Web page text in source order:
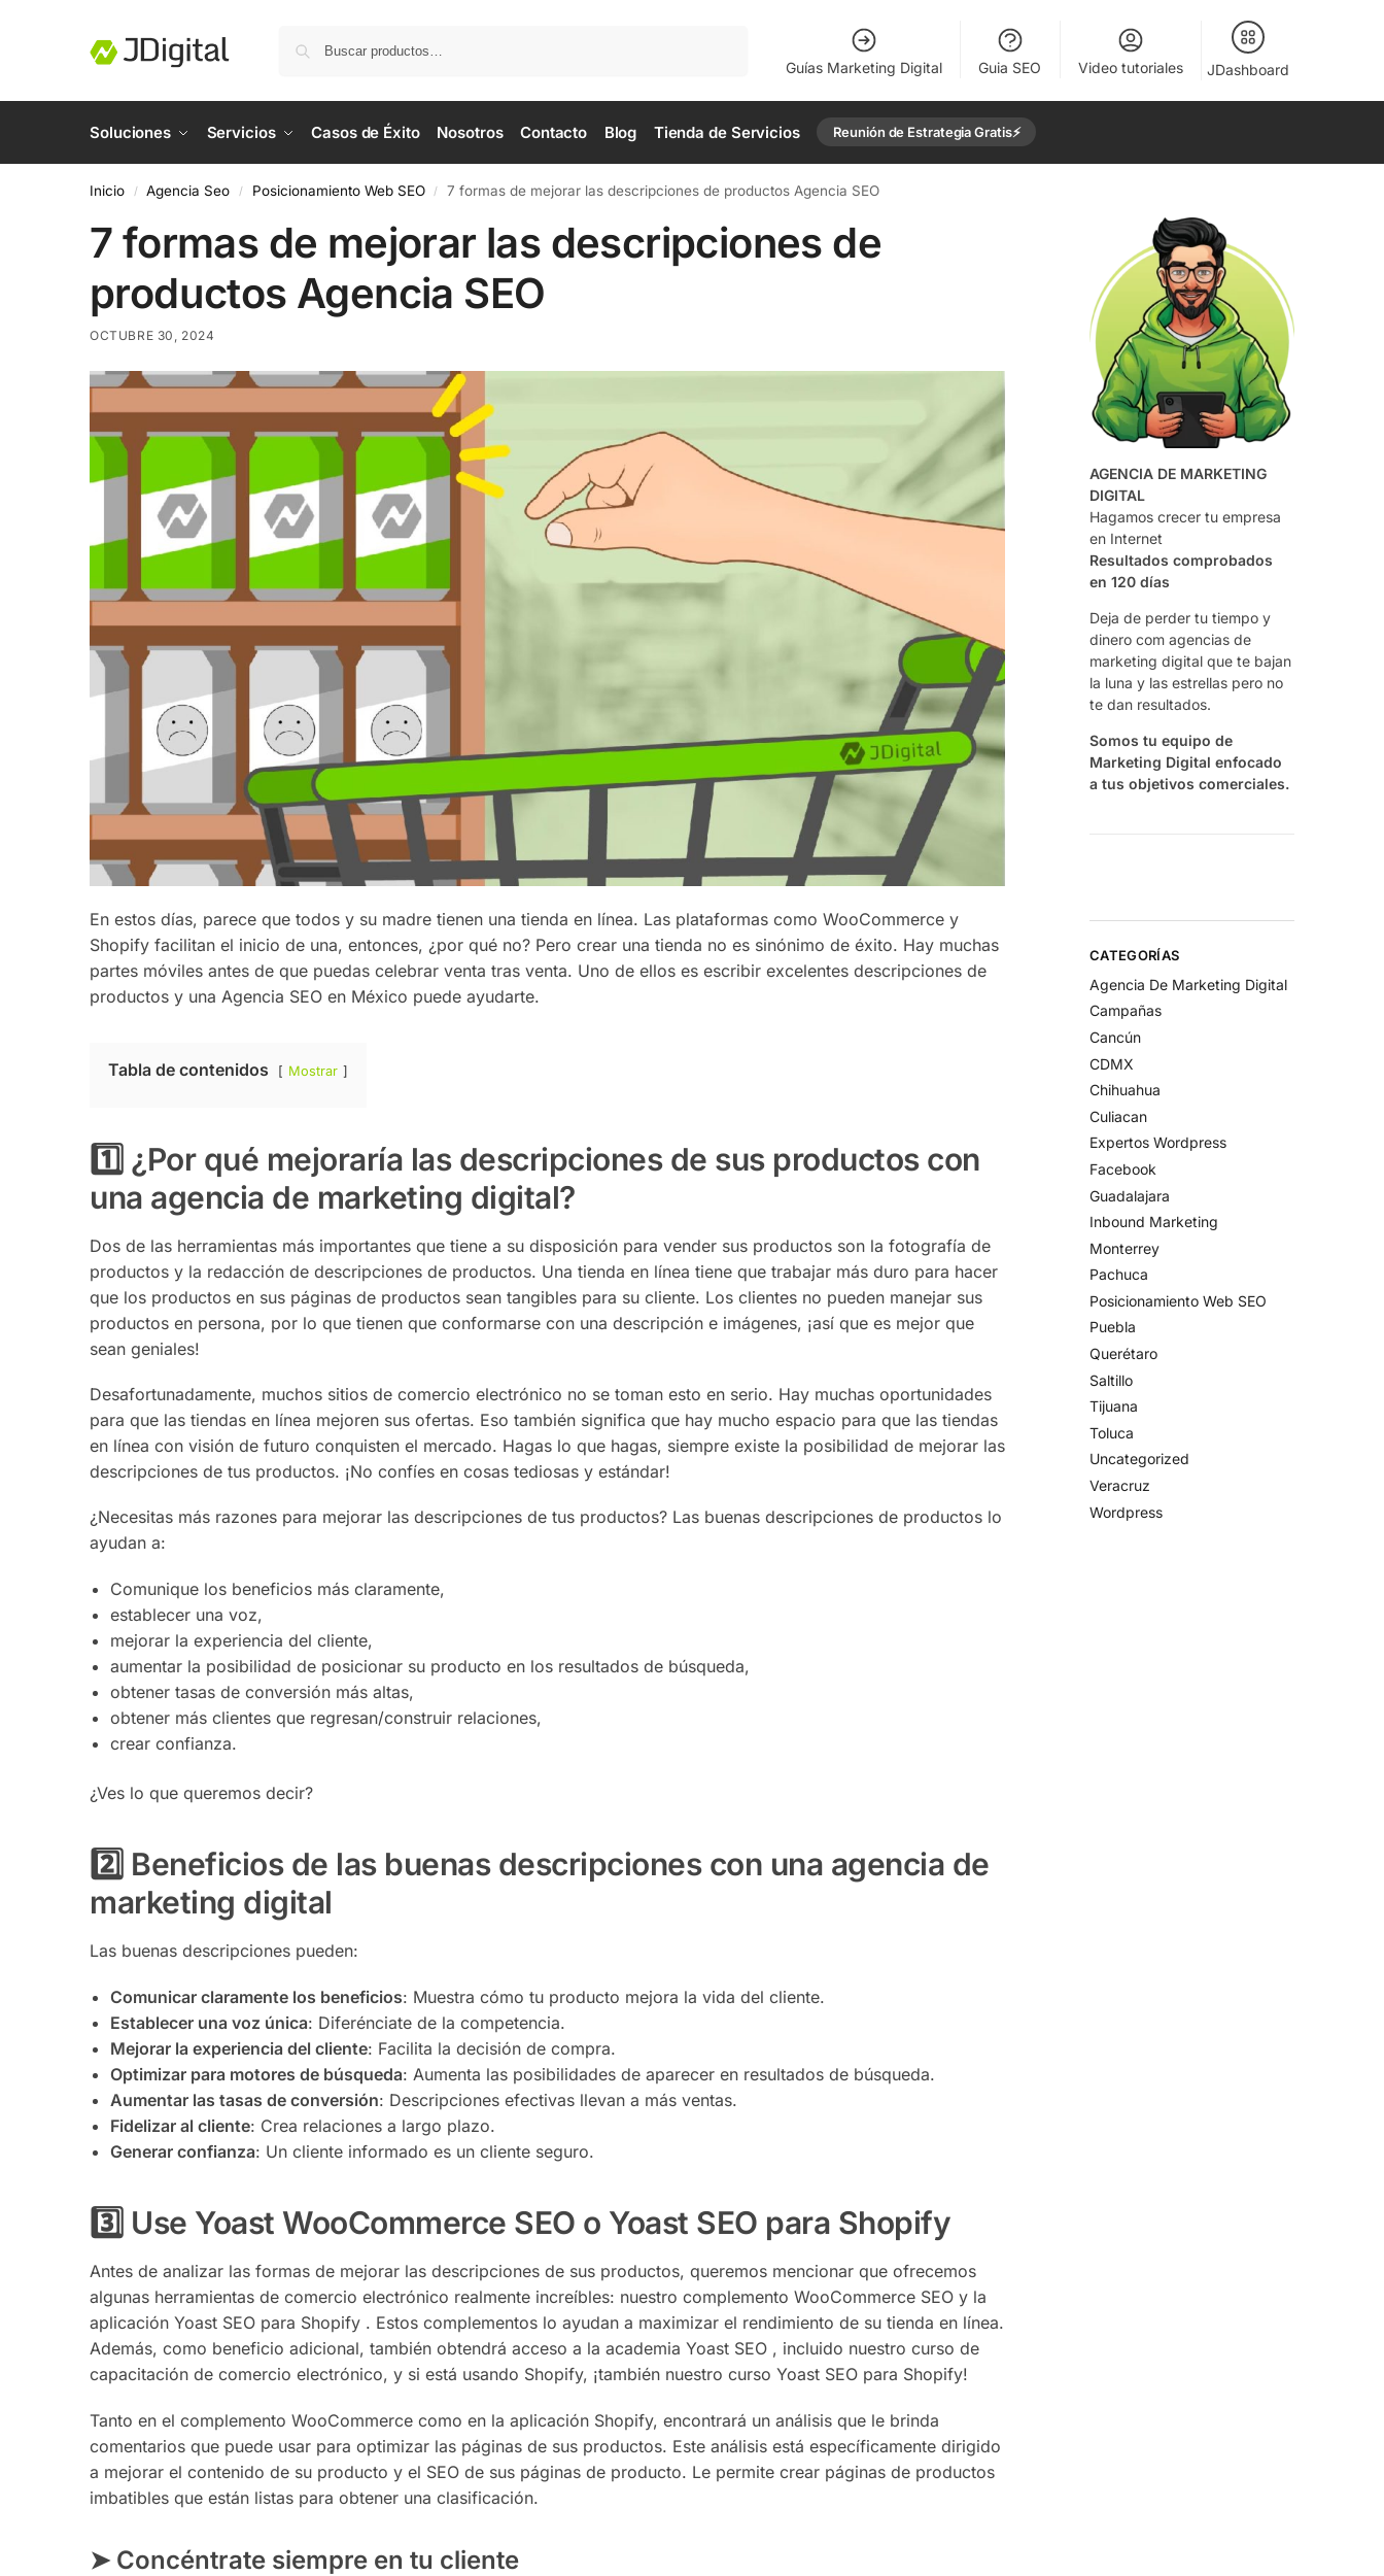
Guías Marketing Digital Guia SEO Video tutoriales JDashboard
Soluciones Servicios Casos de Éxito Nosotros Contacto Blog Tienda de Servicios Reunión de Estrategia Gratis⚡️
Inicio / Agencia Seo / Posicionamiento Web SEO / 7 formas de mejorar las descripciones de productos Agencia SEO
7 formas de mejorar las descripciones de
productos Agencia SEO
OCTUBRE 30, 2024
En estos días, parece que todos y su madre tienen una tienda en línea. Las plataformas como WooCommerce y
Shopify facilitan el inicio de una, entonces, ¿por qué no? Pero crear una tienda no es sinónimo de éxito. Hay muchas
partes móviles antes de que puedas celebrar venta tras venta. Uno de ellos es escribir excelentes descripciones de
productos y una Agencia SEO en México puede ayudarte.
Tabla de contenidos Mostrar
1️⃣ ¿Por qué mejoraría las descripciones de sus productos con
una agencia de marketing digital?
Dos de las herramientas más importantes que tiene a su disposición para vender sus productos son la fotografía de
productos y la redacción de descripciones de productos. Una tienda en línea tiene que trabajar más duro para hacer
que los productos en sus páginas de productos sean tangibles para su cliente. Los clientes no pueden manejar sus
productos en persona, por lo que tienen que conformarse con una descripción e imágenes, ¡así que es mejor que
sean geniales!
Desafortunadamente, muchos sitios de comercio electrónico no se toman esto en serio. Hay muchas oportunidades
para que las tiendas en línea mejoren sus ofertas. Eso también significa que hay mucho espacio para que las tiendas
en línea con visión de futuro conquisten el mercado. Hagas lo que hagas, siempre existe la posibilidad de mejorar las
descripciones de tus productos. ¡No confíes en cosas tediosas y estándar!
¿Necesitas más razones para mejorar las descripciones de tus productos? Las buenas descripciones de productos lo
ayudan a:
Comunique los beneficios más claramente,
establecer una voz,
mejorar la experiencia del cliente,
aumentar la posibilidad de posicionar su producto en los resultados de búsqueda,
obtener tasas de conversión más altas,
obtener más clientes que regresan/construir relaciones,
crear confianza.
¿Ves lo que queremos decir?
2️⃣ Beneficios de las buenas descripciones con una agencia de
marketing digital
Las buenas descripciones pueden:
Comunicar claramente los beneficios: Muestra cómo tu producto mejora la vida del cliente.
Establecer una voz única: Diferénciate de la competencia.
Mejorar la experiencia del cliente: Facilita la decisión de compra.
Optimizar para motores de búsqueda: Aumenta las posibilidades de aparecer en resultados de búsqueda.
Aumentar las tasas de conversión: Descripciones efectivas llevan a más ventas.
Fidelizar al cliente: Crea relaciones a largo plazo.
Generar confianza: Un cliente informado es un cliente seguro.
3️⃣ Use Yoast WooCommerce SEO o Yoast SEO para Shopify
Antes de analizar las formas de mejorar las descripciones de sus productos, queremos mencionar que ofrecemos
algunas herramientas de comercio electrónico realmente increíbles: nuestro complemento WooCommerce SEO y la
aplicación Yoast SEO para Shopify . Estos complementos lo ayudan a maximizar el rendimiento de su tienda en línea.
Además, como beneficio adicional, también obtendrá acceso a la academia Yoast SEO , incluido nuestro curso de
capacitación de comercio electrónico, y si está usando Shopify, ¡también nuestro curso Yoast SEO para Shopify!
Tanto en el complemento WooCommerce como en la aplicación Shopify, encontrará un análisis que le brinda
comentarios que puede usar para optimizar las páginas de sus productos. Este análisis está específicamente dirigido
a mejorar el contenido de su producto y el SEO de sus páginas de producto. Le permite crear páginas de productos
imbatibles que están listas para obtener una clasificación.
➤ Concéntrate siempre en tu cliente
AGENCIA DE MARKETING
DIGITAL
Hagamos crecer tu empresa
en Internet
Resultados comprobados
en 120 días
Deja de perder tu tiempo y
dinero com agencias de
marketing digital que te bajan
la luna y las estrellas pero no
te dan resultados.
Somos tu equipo de
Marketing Digital enfocado
a tus objetivos comerciales.
CATEGORÍAS
Agencia De Marketing Digital
Campañas
Cancún
CDMX
Chihuahua
Culiacan
Expertos Wordpress
Facebook
Guadalajara
Inbound Marketing​
Monterrey
Pachuca
Posicionamiento Web SEO
Puebla
Querétaro
Saltillo
Tijuana
Toluca
Uncategorized
Veracruz
Wordpress